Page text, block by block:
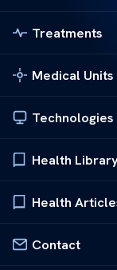
Treatments
Medical Units
Technologies
Health
Health
Contact
από διαβήτη
τον
σας όταν
φορά το